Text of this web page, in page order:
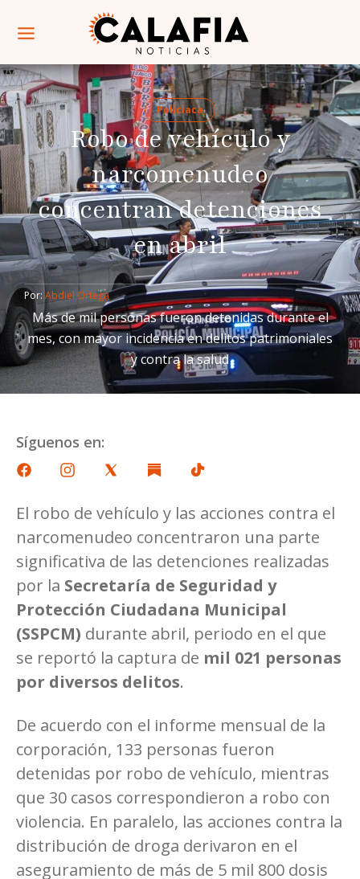
Policiaca
Robo de vehículo y
narcomenudeo
concentran detenciones
en abril
Por: Abdiel Ortega
Más de mil personas fueron detenidas durante el
mes, con mayor incidencia en delitos patrimoniales
y contra la salud
Síguenos en:
El robo de vehículo y las acciones contra el
narcomenudeo concentraron una parte
significativa de las detenciones realizadas
por la Secretaría de Seguridad y
Protección Ciudadana Municipal
(SSPCM) durante abril, periodo en el que
se reportó la captura de mil 021 personas
por diversos delitos.
De acuerdo con el informe mensual de la
corporación, 133 personas fueron
detenidas por robo de vehículo, mientras
que 30 casos correspondieron a robo con
violencia. En paralelo, las acciones contra la
distribución de droga derivaron en el
aseguramiento de más de 5 mil 800 dosis